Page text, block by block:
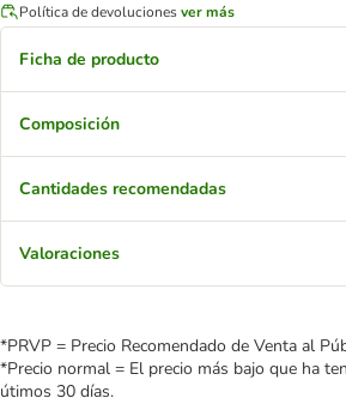
Política de devolucionesver más
Ficha de producto
Composición
Cantidades recomendadas
Valoraciones
*PRVP = Precio Recomendado de Venta al
*Precio normal = El precio más bajo que ha
útimos 30 días.